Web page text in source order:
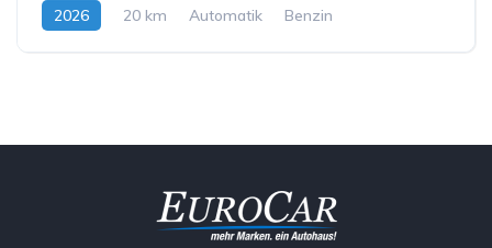
2026 20 km Automatik Benzin